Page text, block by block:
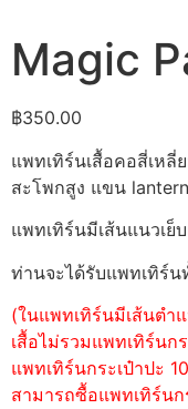
Magic
฿350.00
แพทเทิร์นเสื้อคอสี่เห
สะโพกสูง แขน
แพทเทิร์นมีเส้นแนวเย็
ท่านจะได้รับแพทเทิร์น
(ในแพทเทิร์นมีเส้นตำ
เสื้อไม่รวมแพทเทิร์นก
แพทเทิร์นกระเป๋าปะ
สามารถซื้อแพทเทิร์นก